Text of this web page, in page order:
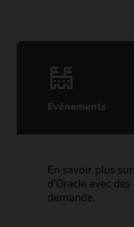
Événements
En savoir plus
d'Oracle avec
demande.